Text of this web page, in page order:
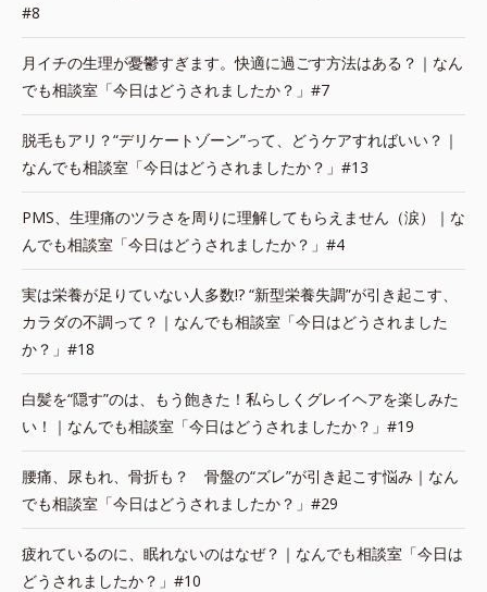
#8
月イチの生理が憂鬱すぎます。快適に過ごす方法はある？｜なん
でも相談室「今日はどうされましたか？」#7
脱毛もアリ？“デリケートゾーン”って、どうケアすればいい？｜
なんでも相談室「今日はどうされましたか？」#13
PMS、生理痛のツラさを周りに理解してもらえません（涙）｜な
んでも相談室「今日はどうされましたか？」#4
実は栄養が足りていない人多数!? “新型栄養失調”が引き起こす、
カラダの不調って？｜なんでも相談室「今日はどうされました
か？」#18
白髪を“隠す”のは、もう飽きた！私らしくグレイヘアを楽しみた
い！｜なんでも相談室「今日はどうされましたか？」#19
腰痛、尿もれ、骨折も？ 骨盤の“ズレ”が引き起こす悩み｜なん
でも相談室「今日はどうされましたか？」#29
疲れているのに、眠れないのはなぜ？｜なんでも相談室「今日は
どうされましたか？」#10